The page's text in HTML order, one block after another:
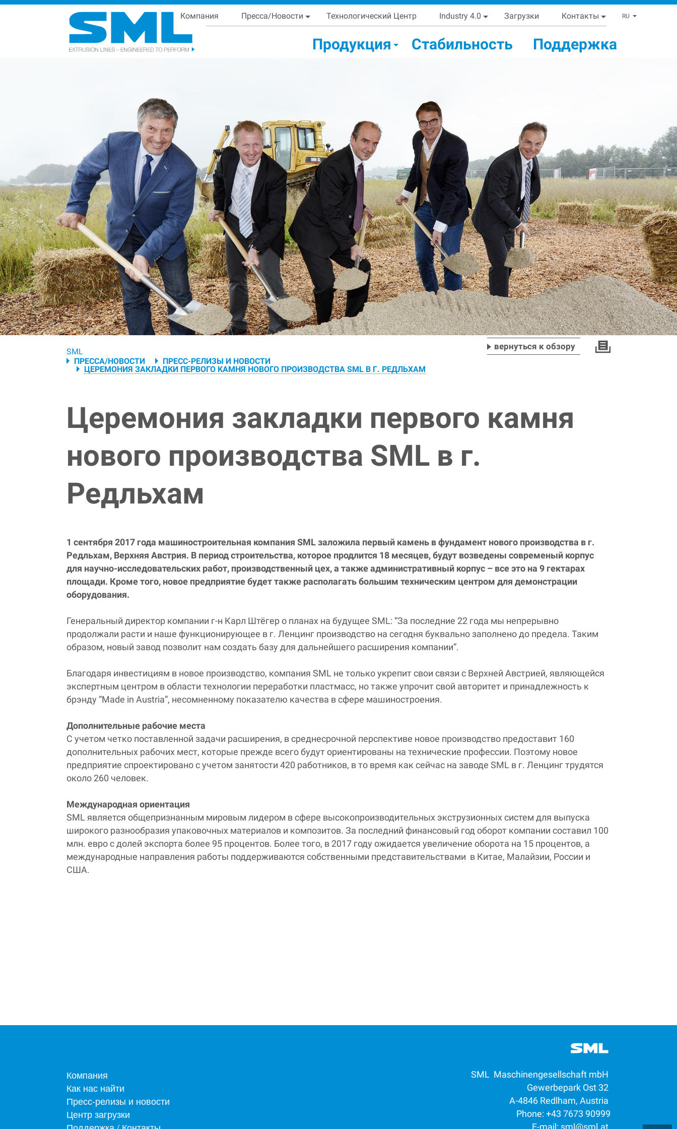
Skip
to
content
Main navigation
Компания Пресса/Новости Технологический Центр Industry 4.0 Загрузки Контакты RU List
Secondary Main menu
Продукция Стабильность Поддержка
Breadcrumb
SML
ПРЕССА/НОВОСТИ
ПРЕСС-РЕЛИЗЫ И НОВОСТИ
ЦЕРЕМОНИЯ ЗАКЛАДКИ ПЕРВОГО КАМНЯ НОВОГО ПРОИЗВОДСТВА SML В Г. РЕДЛЬХАМ
вернуться к обзору
Церемония закладки первого камня
нового производства SML в г.
Редльхам
1 сентября 2017 года машиностроительная компания SMLзаложила первый камень в фундамент нового производства в г.
Редльхам, Верхняя Австрия. В период строительства, которое продлится 18 месяцев, будут возведены современый корпус
для научно-исследовательских работ, производственный цех, а также административный корпус – все это на 9 гектарах
площади. Кроме того, новое предприятие будет также располагать большим техническим центром для демонстрации
оборудования.
Генеральный директор компании г-н Карл Штёгер о планах на будущее SML: “За последние 22 года мы непрерывно
продолжали расти и наше функционирующее в г. Ленцинг производство на сегодня буквально заполнено до предела. Таким
образом, новый завод позволит нам создать базу для дальнейшего расширения компании”.
Благодаря инвестициям в новое производство, компания SML не только укрепит свои связи с Верхней Австрией, являющейся
экспертным центром в области технологии переработки пластмасс, но также упрочит свой авторитет и принадлежность к
брэнду “Made in Austria”, несомненному показателю качества в сфере машиностроения.
Дополнительные рабочие места
С учетом четко поставленной задачи расширения, в среднесрочной перспективе новое производство предоставит 160
дополнительных рабочих мест, которые прежде всего будут ориентированы на технические профессии. Поэтому новое
предприятие спроектировано с учетом занятости 420 работников, в то время как сейчас на заводе SML в г. Ленцинг трудятся
около 260 человек.
Международная ориентация
SML является общепризнанным мировым лидером в сфере высокопроизводительных экструзионных систем для выпуска
широкого разнообразия упаковочных материалов и композитов. За последний финансовый год оборот компании составил 100
млн. евро с долей экспорта более 95 процентов. Более того, в 2017 году ожидается увеличение оборота на 15 процентов, а
международные направления работы поддерживаются собственными представительствами в Китае, Малайзии, России и
США.
SML Maschinengesellschaft mbH
Gewerbepark Ost 32
A-4846 Redlham, Austria
Phone: +43 7673 90999
E-mail: sml@sml.at
Footer menu
Компания
Как нас найти
Пресс-релизы и новости
Центр загрузки